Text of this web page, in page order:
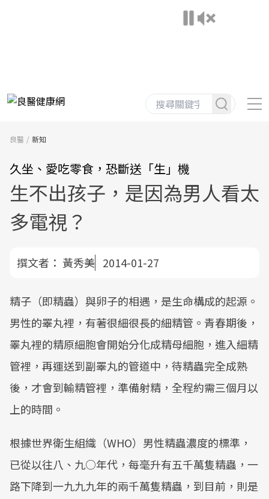
良醫 新知
久坐、愛吃零食，恐斷送「生」機
生不出孩子，是因為男人看太
多電視？
撰文者： 黃秀美 2014-01-27
精子（即精蟲）與卵子的相遇，是生命構成的起源。
男性的睪丸裡，有著很細很長的細精管。青春期後，
睪丸裡的精原細胞會開始分化成精母細胞，進入細精
管裡，再運送到副睪丸的管道中，待精蟲完全成熟
後，才會到輸精管裡，準備射精，全程約需三個月以
上的時間。
根據世界衛生組織（WHO）男性精蟲濃度的標準，
已從以往八、九○年代，每毫升有五千萬隻精蟲，一
路下降到一九九九年的兩千萬隻精蟲，到目前，則是